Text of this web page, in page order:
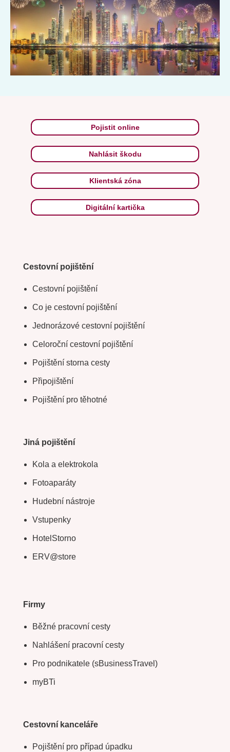
Pojistit online
Nahlásit škodu
Klientská zóna
Digitální kartička
Cestovní pojištění
Cestovní pojištění
Co je cestovní pojištění
Jednorázové cestovní pojištění
Celoroční cestovní pojištění
Pojištění storna cesty
Připojištění
Pojištění pro těhotné
Jiná pojištění
Kola a elektrokola
Fotoaparáty
Hudební nástroje
Vstupenky
HotelStorno
ERV@store
Firmy
Běžné pracovní cesty
Nahlášení pracovní cesty
Pro podnikatele (sBusinessTravel)
myBTi
Cestovní kanceláře
Pojištění pro případ úpadku